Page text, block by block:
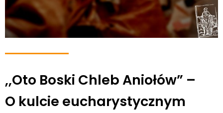
,,Oto Boski Chleb Aniołów” –
O kulcie eucharystycznym